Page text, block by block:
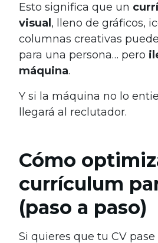
Esto significa que un
visual , lleno de gráficos,
columnas creativas
para una persona… pero
máquina.
Y si la máquina no lo
llegará al reclutador.
Cómo
currículum
(paso a paso)
Si quieres que tu CV